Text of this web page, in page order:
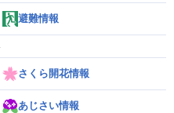
避難情報
さくら開花情報
あじさい情報